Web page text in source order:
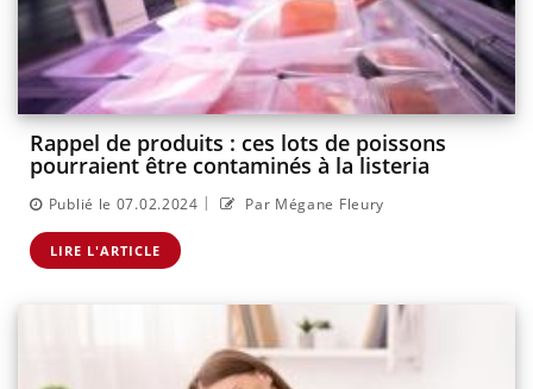
Rappel de produits : ces lots de poissons
pourraient être contaminés à la listeria
Publié le 07.02.2024 | Par Mégane Fleury
LIRE L'ARTICLE